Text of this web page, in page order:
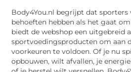
Body4You.nl begrijpt dat sporters
behoeften hebben als het gaat
biedt de webshop een uitgebreid
sportvoedingsproducten om aan
voorkeuren te voldoen. Of je nu
opbouwen, wilt afvallen, je